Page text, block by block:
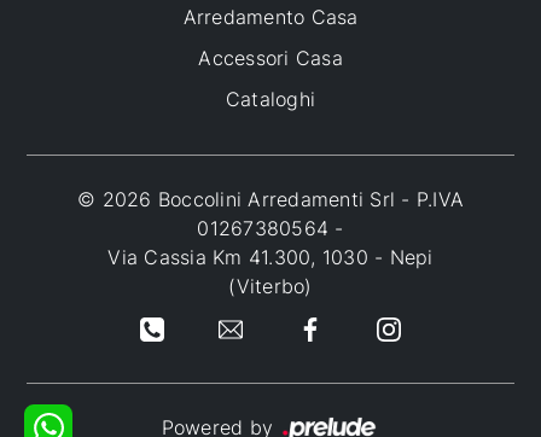
Arredamento Casa
Accessori Casa
Cataloghi
© 2026 Boccolini Arredamenti Srl - P.IVA
01267380564 -
Via Cassia Km 41.300, 1030 - Nepi
(Viterbo)
Powered by